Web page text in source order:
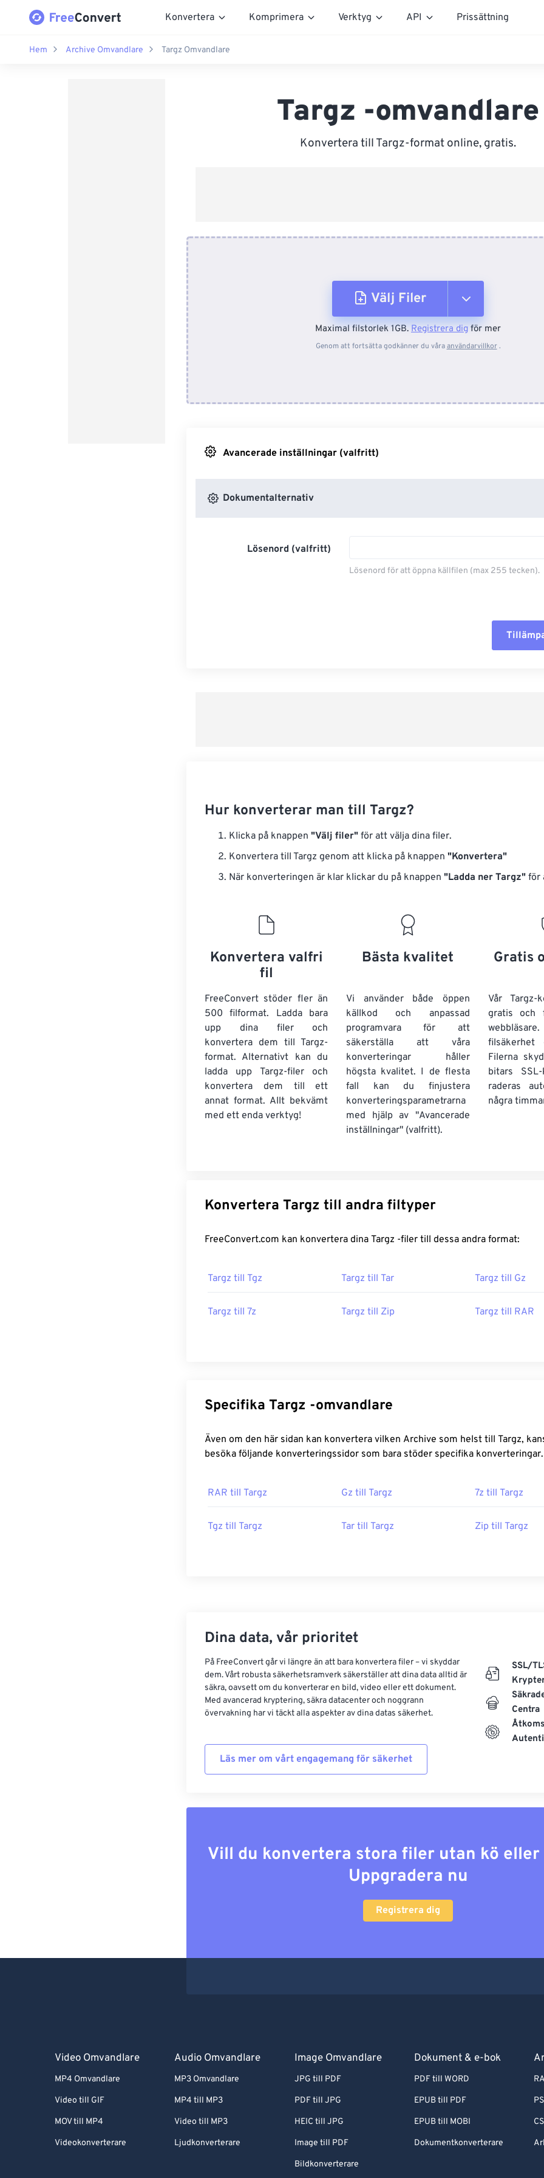
Konvertera Komprimera Verktyg API Prissättning
Hem Archive Omvandlare Targz Omvandlare
Targz -omvandlare
Konvertera till Targz-format online, gratis.
Välj Filer
Från enhet
Maximal filstorlek 1GB. Registrera dig för mer
Genom att fortsätta godkänner du våraanvändarvillkor.
Avancerade inställningar (valfritt)
Dokumentalternativ
Lösenord (valfritt)
Lösenord för att öppna källfilen (max 255 tecken).
Hur konverterar man till Targz?
Klicka på knappen "Välj filer" för att välja dina filer.
Konvertera till Targz genom att klicka på knappen "Konvertera"
När konverteringen är klar klickar du på knappen "Ladda ner Targz" för
Konvertera valfri
fil
FreeConvert stöder fler än
500 filformat. Ladda bara
upp dina filer och
konvertera dem till Targz-
format. Alternativt kan du
ladda upp Targz-filer och
konvertera dem till ett
annat format. Allt bekvämt
med ett enda verktyg!
Bästa kvalitet
Vi använder både öppen
källkod och anpassad
programvara för att
säkerställa att våra
konverteringar håller
högsta kvalitet. I de flesta
fall kan du finjustera
konverteringsparametrarna
med hjälp av "Avancerade
inställningar" (valfritt).
Gratis
Vår Targz-
gratis och
filsäkerhet
Filerna
bitars
raderas
några
Konvertera Targz till andra filtyper
FreeConvert.com kan konvertera dina Targz -filer till dessa andra format:
Targz till Tgz Targz till Tar Targz till Gz
Targz till 7z Targz till Zip Targz till RAR
Specifika Targz -omvandlare
Även om den här sidan kan konvertera vilken Archive som helst till Targz, kanske du vill
besöka följande konverteringssidor som bara stöder specifika konverteringar.
RAR till Targz Gz till Targz 7z till Targz
Tgz till Targz Tar till Targz Zip till Targz
Dina data, vår prioritet
På FreeConvert går vi längre än att bara konvertera filer – vi skyddar
dem. Vårt robusta säkerhetsramverk säkerställer att dina data alltid är
säkra, oavsett om du konverterar en bild, video eller ett dokument.
Med avancerad kryptering, säkra datacenter och noggrann
övervakning har vi täckt alla aspekter av dina datas säkerhet.
Läs mer om vårt engagemang för säkerhet
SSL/
Centra
Vill du konvertera stora filer utan kö eller
Uppgradera nu
Registrera dig
Video Omvandlare
MP4 Omvandlare
Video till GIF
MOV till MP4
Videokonverterare
Audio Omvandlare
MP3 Omvandlare
MP4 till MP3
Video till MP3
Ljudkonverterare
Image Omvandlare
JPG till PDF
PDF till JPG
HEIC till JPG
Image till PDF
Bildkonverterare
Dokument & e-bok
PDF till WORD
EPUB till PDF
EPUB till MOBI
Dokumentkonverterare